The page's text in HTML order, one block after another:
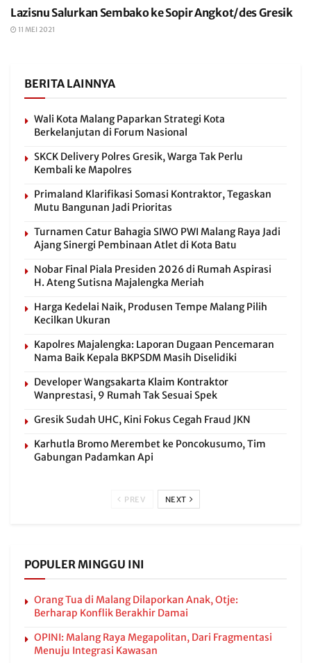
Lazisnu Salurkan Sembako ke Sopir Angkot/des Gresik
11 MEI 2021
BERITA LAINNYA
Wali Kota Malang Paparkan Strategi Kota
Berkelanjutan di Forum Nasional
SKCK Delivery Polres Gresik, Warga Tak Perlu
Kembali ke Mapolres
Primaland Klarifikasi Somasi Kontraktor, Tegaskan
Mutu Bangunan Jadi Prioritas
Turnamen Catur Bahagia SIWO PWI Malang Raya Jadi
Ajang Sinergi Pembinaan Atlet di Kota Batu
Nobar Final Piala Presiden 2026 di Rumah Aspirasi
H. Ateng Sutisna Majalengka Meriah
Harga Kedelai Naik, Produsen Tempe Malang Pilih
Kecilkan Ukuran
Kapolres Majalengka: Laporan Dugaan Pencemaran
Nama Baik Kepala BKPSDM Masih Diselidiki
Developer Wangsakarta Klaim Kontraktor
Wanprestasi, 9 Rumah Tak Sesuai Spek
Gresik Sudah UHC, Kini Fokus Cegah Fraud JKN
Karhutla Bromo Merembet ke Poncokusumo, Tim
Gabungan Padamkan Api
PREV NEXT
POPULER MINGGU INI
Orang Tua di Malang Dilaporkan Anak, Otje:
Berharap Konflik Berakhir Damai
OPINI: Malang Raya Megapolitan, Dari Fragmentasi
Menuju Integrasi Kawasan